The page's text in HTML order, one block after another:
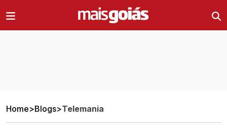
Home>Blogs>Telemania